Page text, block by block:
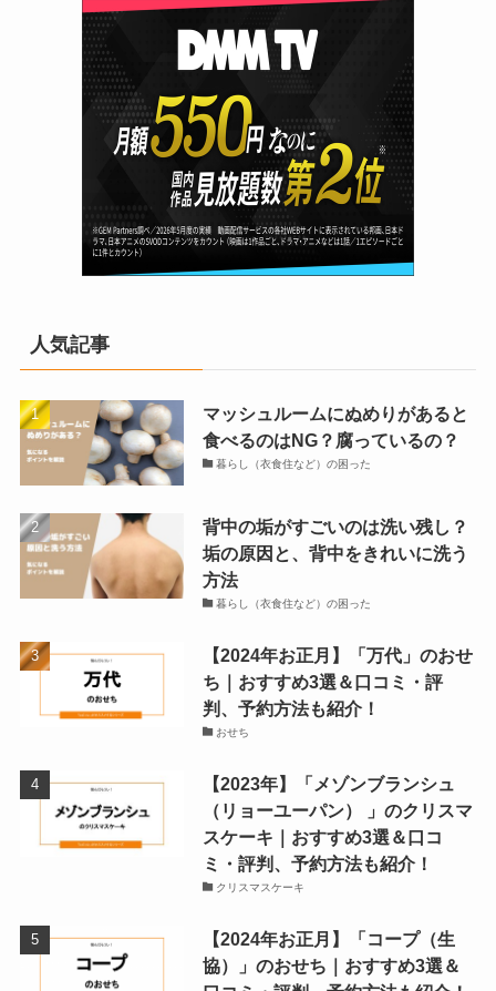
人気記事
マッシュルームにぬめりがあると
食べるのはNG？腐っているの？
暮らし（衣食住など）の困った
背中の垢がすごいのは洗い残し？
垢の原因と、背中をきれいに洗う
方法
暮らし（衣食住など）の困った
【2024年お正月】「万代」のおせ
ち｜おすすめ3選＆口コミ・評
判、予約方法も紹介！
おせち
【2023年】「メゾンブランシュ
（リョーユーパン） 」のクリスマ
スケーキ｜おすすめ3選＆口コ
ミ・評判、予約方法も紹介！
クリスマスケーキ
【2024年お正月】「コープ（生
協）」のおせち｜おすすめ3選＆